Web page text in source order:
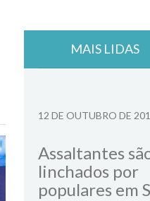
MAIS LIDAS
12 DE OUTUBRO DE
Assaltantes
linchados por
populares em